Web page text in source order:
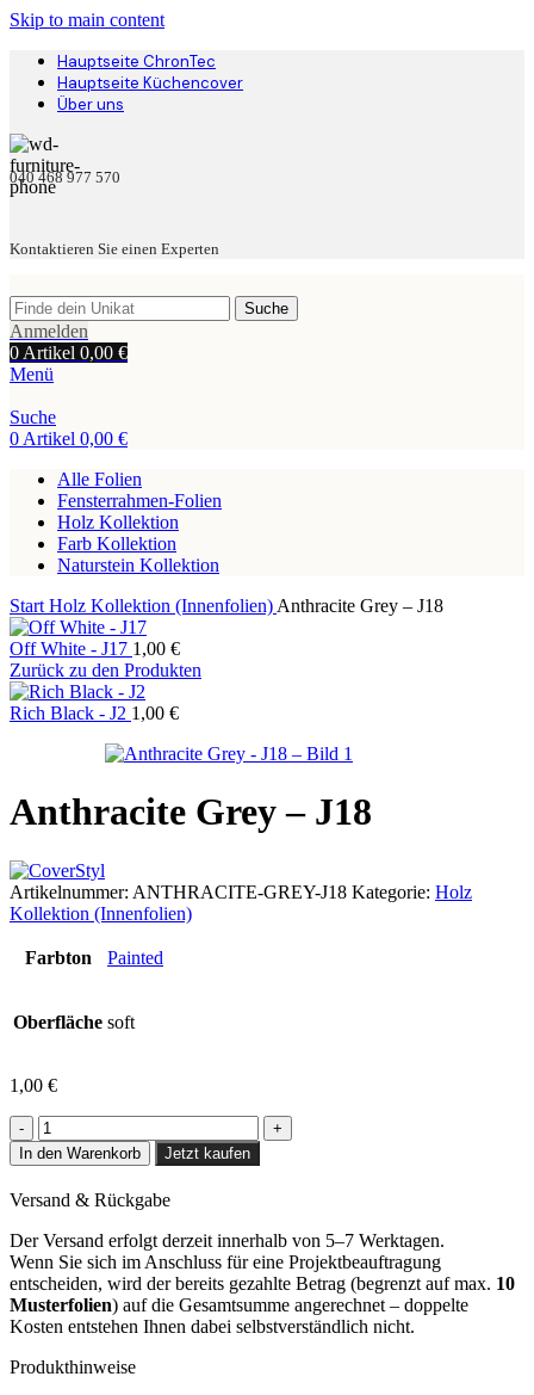
Skip to main content
Hauptseite ChronTec
Hauptseite Küchencover
Über uns
040 468 977 570
Kontaktieren Sie einen Experten
Suche
Anmelden
0 Artikel 0,00 €
Menü
Suche
0 Artikel 0,00 €
Alle Folien
Fensterrahmen-Folien
Holz Kollektion
Farb Kollektion
Naturstein Kollektion
Start Holz Kollektion (Innenfolien) Anthracite Grey – J18
Off White - J17 1,00 €
Zurück zu den Produkten
Rich Black - J2 1,00 €
Anthracite Grey – J18
Artikelnummer: ANTHRACITE-GREY-J18 Kategorie: Holz
Kollektion (Innenfolien)
Farbton Painted
Oberfläche soft
1,00 €
Anthracite
Grey
-
Menge
In den Warenkorb Jetzt kaufen
Versand & Rückgabe
Der Versand erfolgt derzeit innerhalb von 5–7 Werktagen.
Wenn Sie sich im Anschluss für eine Projektbeauftragung
entscheiden, wird der bereits gezahlte Betrag (begrenzt auf max. 10
Musterfolien) auf die Gesamtsumme angerechnet – doppelte
Kosten entstehen Ihnen dabei selbstverständlich nicht.
Produkthinweise